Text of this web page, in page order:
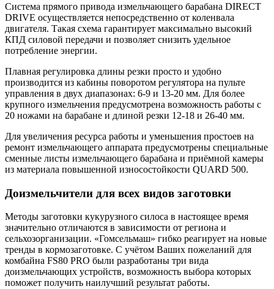
Система прямого привода измельчающего барабана DIRECT
DRIVE осуществляется непосредственно от коленвала
двигателя. Такая схема гарантирует максимально высокий
КПД силовой передачи и позволяет снизить удельное
потребление энергии.
Плавная регулировка длины резки просто и удобно
производится из кабины поворотом регулятора на пульте
управления в двух диапазонах: 6-9 и 13-20 мм. Для более
крупного измельчения предусмотрена возможность работы с
20 ножами на барабане и длиной резки 12-18 и 26-40 мм.
Для увеличения ресурса работы и уменьшения простоев на
ремонт измельчающего аппарата предусмотрены специальные
сменные листы измельчающего барабана и приёмной камеры
из материала повышенной износостойкости QUARD 500.
Доизмельчители для всех видов заготовки
Методы заготовки кукурузного силоса в настоящее время
значительно отличаются в зависимости от региона и
сельхозорганизации. «Гомсельмаш» гибко реагирует на новые
тренды в кормозаготовке. С учётом Ваших пожеланий для
комбайна FS80 PRO были разработаны три вида
доизмельчающих устройств, возможность выбора которых
поможет получить наилучший результат работы.